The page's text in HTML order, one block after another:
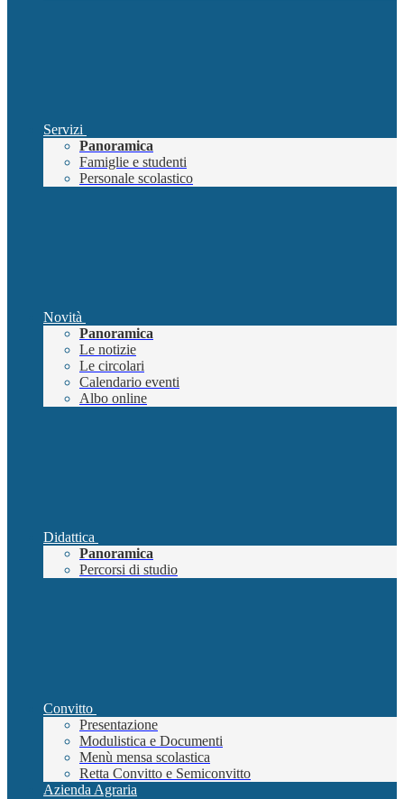
Servizi
Panoramica
Famiglie e studenti
Personale scolastico
Novità
Panoramica
Le notizie
Le circolari
Calendario eventi
Albo online
Didattica
Panoramica
Percorsi di studio
Convitto
Presentazione
Modulistica e Documenti
Menù mensa scolastica
Retta Convitto e Semiconvitto
Azienda Agraria